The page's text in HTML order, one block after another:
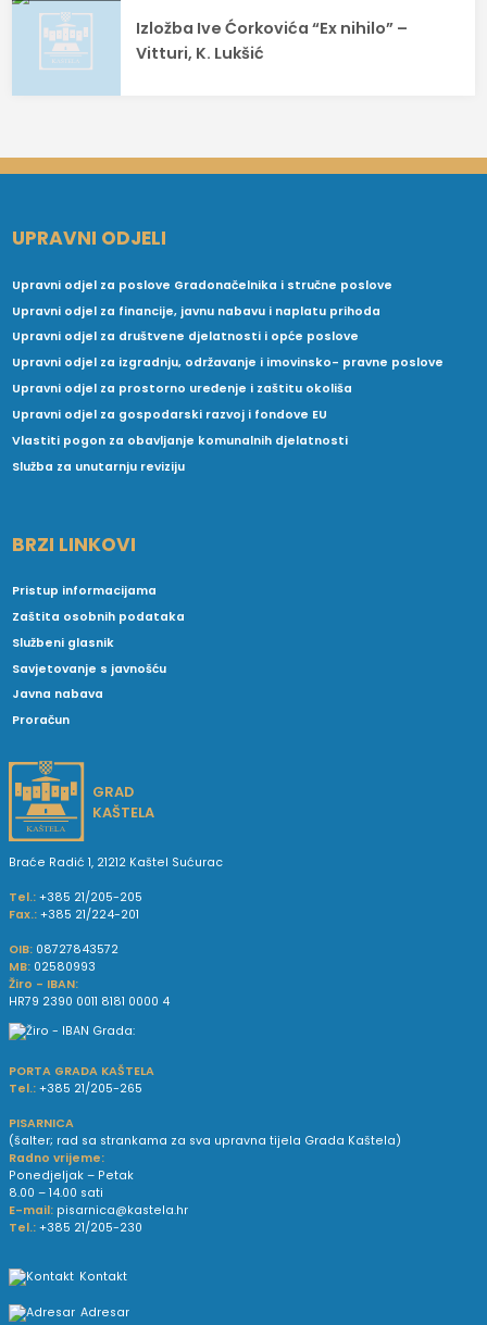
Izložba Ive Ćorkovića “Ex nihilo” –
Vitturi, K. Lukšić
UPRAVNI ODJELI
Upravni odjel za poslove Gradonačelnika i stručne poslove
Upravni odjel za financije, javnu nabavu i naplatu prihoda
Upravni odjel za društvene djelatnosti i opće poslove
Upravni odjel za izgradnju, održavanje i imovinsko- pravne poslove
Upravni odjel za prostorno uređenje i zaštitu okoliša
Upravni odjel za gospodarski razvoj i fondove EU
Vlastiti pogon za obavljanje komunalnih djelatnosti
Služba za unutarnju reviziju
BRZI LINKOVI
Pristup informacijama
Zaštita osobnih podataka
Službeni glasnik
Savjetovanje s javnošću
Javna nabava
Proračun
GRAD
KAŠTELA
Braće Radić 1, 21212 Kaštel Sućurac
Tel.: +385 21/205-205
Fax.: +385 21/224-201
OIB: 08727843572
MB: 02580993
Žiro - IBAN:
HR79 2390 0011 8181 0000 4
PORTA GRADA KAŠTELA
Tel.: +385 21/205-265
PISARNICA
(šalter; rad sa strankama za sva upravna tijela Grada Kaštela)
Radno vrijeme:
Ponedjeljak – Petak
8.00 – 14.00 sati
E-mail: pisarnica@kastela.hr
Tel.: +385 21/205-230
Kontakt
Adresar